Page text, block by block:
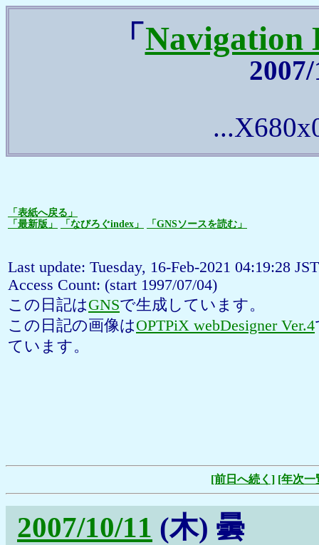
「 Navigation
「表紙へ戻る」
「最新版」
「なびろぐindex」 「GNSソースを読む」
Last update: Tuesday, 16-Feb-2021 04:19:28 JST
Access Count: (start 1997/07/04)
この日記はGNSで生成しています。
この日記の画像はOPTPiX webDesigner Ver.4
ています。
[前日へ続く] [年次一
2007/10/11 (木) 曇